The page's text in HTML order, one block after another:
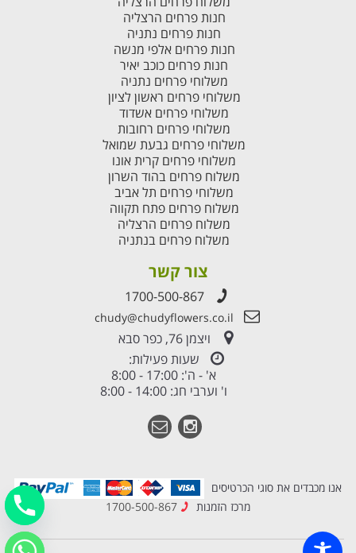
חנות פרחים הרצליה
חנות פרחים נתניה
חנות פרחים אלפי מנשה
חנות פרחים כוכב יאיר
משלוחי פרחים נתניה
משלוחי פרחים ראשון לציון
משלוחי פרחים אשדוד
משלוחי פרחים רחובות
משלוחי פרחים גבעת שמואל
משלוחי פרחים קרית אונו
משלוח פרחים בהוד השרון
משלוחי פרחים תל אביב
משלוח פרחים פתח תקווה
משלוח פרחים הרצליה
משלוח פרחים בנתניה
צור קשר
1700-500-867
chudy@chudyflowers.co.il
ויצמן 76, כפר סבא
שעות פעילות:
א' - ה': 17:00 - 8:00
ו' וערבי חג: 14:00 - 8:00
אנו מכבדים את סוגי הכרטיסים
מרכז הזמנות